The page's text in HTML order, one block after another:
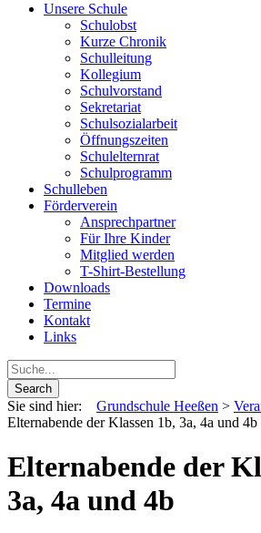
Unsere Schule
Schulobst
Kurze Chronik
Schulleitung
Kollegium
Schulvorstand
Sekretariat
Schulsozialarbeit
Öffnungszeiten
Schulelternrat
Schulprogramm
Schulleben
Förderverein
Ansprechpartner
Für Ihre Kinder
Mitglied werden
T-Shirt-Bestellung
Downloads
Termine
Kontakt
Links
Sie sind hier: Grundschule Heeßen >
Elternabende der Klassen 1b, 3a, 4a und 4b
Elternabende der
3a, 4a und 4b